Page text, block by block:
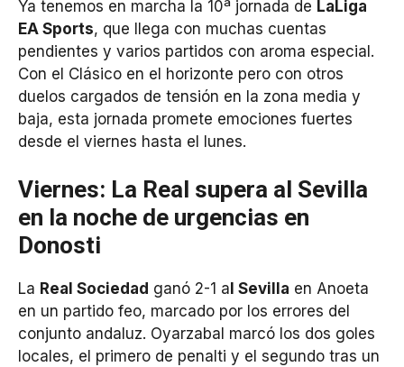
Ya tenemos en marcha la 10ª jornada de LaLiga
EA Sports, que llega con muchas cuentas
pendientes y varios partidos con aroma especial.
Con el Clásico en el horizonte pero con otros
duelos cargados de tensión en la zona media y
baja, esta jornada promete emociones fuertes
desde el viernes hasta el lunes.
Viernes: La Real supera al Sevilla
en la noche de urgencias en
Donosti
La Real Sociedad ganó 2-1 a l Sevilla en Anoeta
en un partido feo, marcado por los errores del
conjunto andaluz. Oyarzabal marcó los dos goles
locales, el primero de penalti y el segundo tras un